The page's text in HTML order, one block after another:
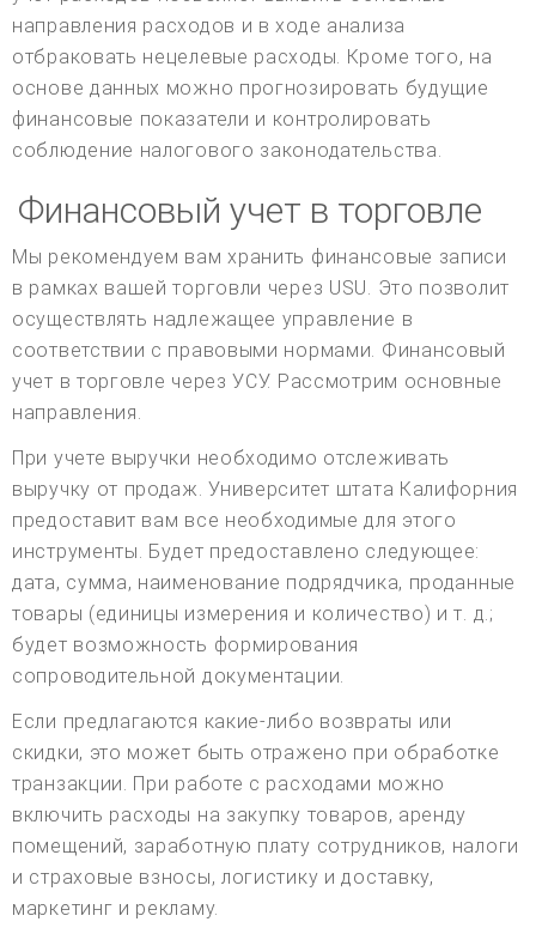
направления расходов и в ходе анализа
отбраковать нецелевые расходы. Кроме того, на
основе данных можно прогнозировать будущие
финансовые показатели и контролировать
соблюдение налогового законодательства.
Финансовый учет в торговле
Мы рекомендуем вам хранить финансовые записи
в рамках вашей торговли через USU. Это позволит
осуществлять надлежащее управление в
соответствии с правовыми нормами. Финансовый
учет в торговле через УСУ. Рассмотрим основные
направления.
При учете выручки необходимо отслеживать
выручку от продаж. Университет штата Калифорния
предоставит вам все необходимые для этого
инструменты. Будет предоставлено следующее:
дата, сумма, наименование подрядчика, проданные
товары (единицы измерения и количество) и т. д.;
будет возможность формирования
сопроводительной документации.
Если предлагаются какие-либо возвраты или
скидки, это может быть отражено при обработке
транзакции. При работе с расходами можно
включить расходы на закупку товаров, аренду
помещений, заработную плату сотрудников, налоги
и страховые взносы, логистику и доставку,
маркетинг и рекламу.